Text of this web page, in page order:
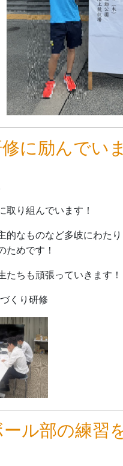
に励んでい
り組んでいます！
なものなど多岐にわた
ためです！
たちも頑張っていきます！
り研修
ル部の練習